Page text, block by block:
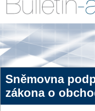
Sněmovna
zákona o